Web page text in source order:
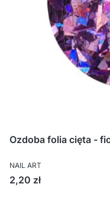
Ozdoba folia cięta -
NAIL ART
Cena
2,20 zł